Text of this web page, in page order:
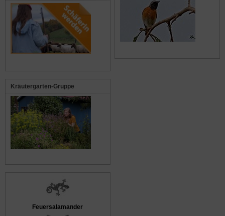
Kräutergarten-Gruppe
Feuersalamander